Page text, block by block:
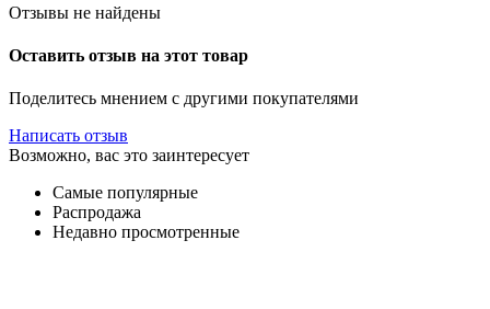
Отзывы не найдены
Оставить отзыв на этот товар
Поделитесь мнением с другими покупателями
Написать отзыв
Возможно, вас это заинтересует
Самые популярные
Распродажа
Недавно просмотренные